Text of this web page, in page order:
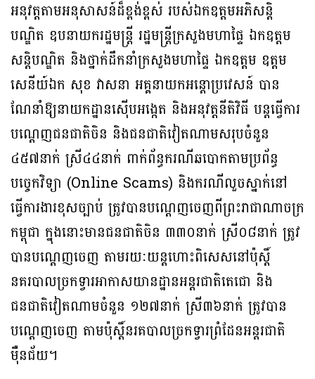
អនុវត្តតាម​អនុសាសន៍​​ដ៏ខ្ពង់ខ្ពស់ របស់​ឯកឧត្តម​អភិ​សន្តិ​
បណ្ឌិត ឧបនាយករដ្ឋមន្ត្រី រដ្ឋមន្ត្រីក្រសួងមហាផ្ទៃ ឯកឧត្តម
សន្តិបណ្ឌិត និង​ថ្នាក់​ដឹកនាំ​ក្រសួងមហាផ្ទៃ ឯកឧត្តម ឧត្តម
សេនីយ៍ឯក សុខ វាសនា អគ្គនាយក​អន្តោ​ប្រវេសន៍ បាន
ណែនាំឱ្យនាយកដ្ឋានស៊ើបអង្កេត និង​អនុវត្ត​នីតិវិធី បន្តធ្វើ​ការ​
បណ្តេញ​ជន​ជាតិចិន និងជនជាតិវៀតណាមសរុបចំនួន
៤៥៧នាក់ ស្រី៤៤នាក់ ពាក់​ព័ន្ធករណីឆបោកតាមប្រព័ន្ធ
បច្ចេកវិទ្យា (Online Scams) និងករណីលួចស្នាក់នៅ
ធ្វើការងារខុសច្បាប់ ត្រូវបានបណ្ដេញចេញ​ពីព្រះរាជាណាចក្រ
កម្ពុជា ក្នុងនោះមានជនជាតិចិន ៣៣០នាក់ ស្រី០៨នាក់ ត្រូវ
បានបណ្ដេញចេញ តាមរយៈយន្តហោះពិសេសនៅប៉ុស្តិ៍
នគរបាលច្រកទ្វារអាកាសយានដ្ឋានអន្តរជាតិតេជោ និង
ជនជាតិវៀតណាមចំនួន ១២៧នាក់ ស្រី៣៦នាក់ ត្រូវបាន
បណ្ដេញចេញ តាមប៉ុស្តិ៍នរគបាលច្រកទ្វារព្រំដែនអន្តរជាតិ
ម៉ឺនជ័យ។